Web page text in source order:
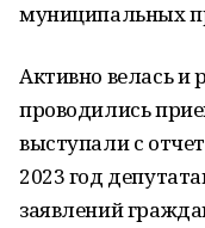
муниципальных
Активно велась и
проводились
выступали с
2023 год
заявлений